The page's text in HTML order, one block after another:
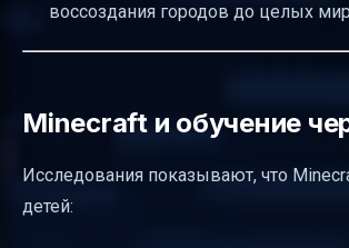
воссоздания городов до целых
Minecraft и обучение
Исследования показывают, что
детей: